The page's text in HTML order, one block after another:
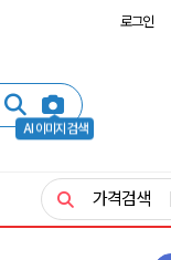
로그인
AI 이미지 검색
가격검색